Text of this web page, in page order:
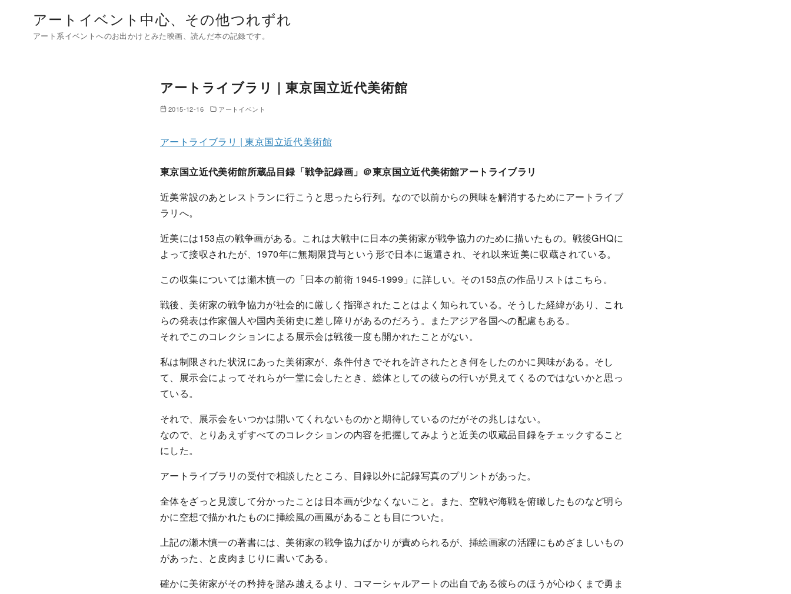
アートイベント中心、その他つれずれ
アート系イベントへのお出かけとみた映画、読んだ本の記録です。
アートライブラリ | 東京国立近代美術館
2015-12-16 アートイベント
アートライブラリ | 東京国立近代美術館
東京国立近代美術館所蔵品目録「戦争記録画」＠東京国立近代美術館アートライブラリ
近美常設のあとレストランに行こうと思ったら行列。なので以前からの興味を解消するためにアートライブ
ラリへ。
近美には153点の戦争画がある。これは大戦中に日本の美術家が戦争協力のために描いたもの。戦後GHQに
よって接収されたが、1970年に無期限貸与という形で日本に返還され、それ以来近美に収蔵されている。
この収集については瀬木慎一の「日本の前衛 1945-1999」に詳しい。その153点の作品リストはこちら。
戦後、美術家の戦争協力が社会的に厳しく指弾されたことはよく知られている。そうした経緯があり、これ
らの発表は作家個人や国内美術史に差し障りがあるのだろう。またアジア各国への配慮もある。
それでこのコレクションによる展示会は戦後一度も開かれたことがない。
私は制限された状況にあった美術家が、条件付きでそれを許されたとき何をしたのかに興味がある。そし
て、展示会によってそれらが一堂に会したとき、総体としての彼らの行いが見えてくるのではないかと思っ
ている。
それで、展示会をいつかは開いてくれないものかと期待しているのだがその兆しはない。
なので、とりあえずすべてのコレクションの内容を把握してみようと近美の収蔵品目録をチェックすること
にした。
アートライブラリの受付で相談したところ、目録以外に記録写真のプリントがあった。
全体をざっと見渡して分かったことは日本画が少なくないこと。また、空戦や海戦を俯瞰したものなど明ら
かに空想で描かれたものに挿絵風の画風があることも目についた。
上記の瀬木慎一の著書には、美術家の戦争協力ばかりが責められるが、挿絵画家の活躍にもめざましいもの
があった、と皮肉まじりに書いてある。
確かに美術家がその矜持を踏み越えるより、コマーシャルアートの出自である彼らのほうが心ゆくまで勇ま